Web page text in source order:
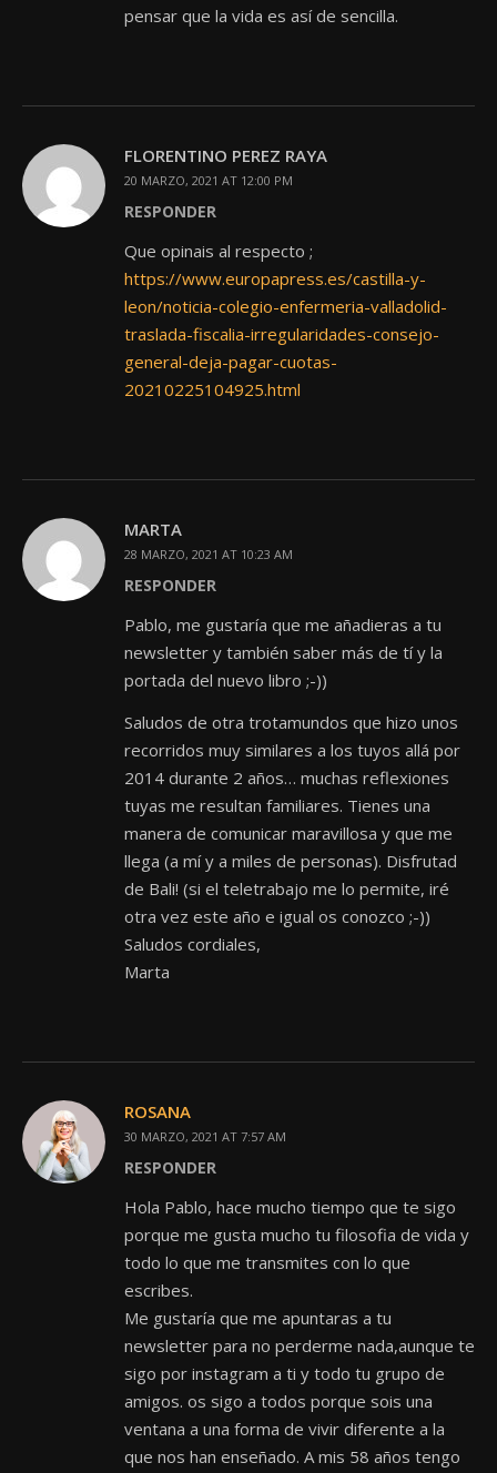
pensar que la vida es así de sencilla.
FLORENTINO PEREZ RAYA
20 MARZO, 2021 AT 12:00 PM
RESPONDER
Que opinais al respecto ;
https://www.europapress.es/castilla-y-
leon/noticia-colegio-enfermeria-valladolid-
traslada-fiscalia-irregularidades-consejo-
general-deja-pagar-cuotas-
20210225104925.html
MARTA
28 MARZO, 2021 AT 10:23 AM
RESPONDER
Pablo, me gustaría que me añadieras a tu
newsletter y también saber más de tí y la
portada del nuevo libro ;-))
Saludos de otra trotamundos que hizo unos
recorridos muy similares a los tuyos allá por
2014 durante 2 años… muchas reflexiones
tuyas me resultan familiares. Tienes una
manera de comunicar maravillosa y que me
llega (a mí y a miles de personas). Disfrutad
de Bali! (si el teletrabajo me lo permite, iré
otra vez este año e igual os conozco ;-))
Saludos cordiales,
Marta
ROSANA
30 MARZO, 2021 AT 7:57 AM
RESPONDER
Hola Pablo, hace mucho tiempo que te sigo
porque me gusta mucho tu filosofia de vida y
todo lo que me transmites con lo que
escribes.
Me gustaría que me apuntaras a tu
newsletter para no perderme nada,aunque te
sigo por instagram a ti y todo tu grupo de
amigos. os sigo a todos porque sois una
ventana a una forma de vivir diferente a la
que nos han enseñado. A mis 58 años tengo